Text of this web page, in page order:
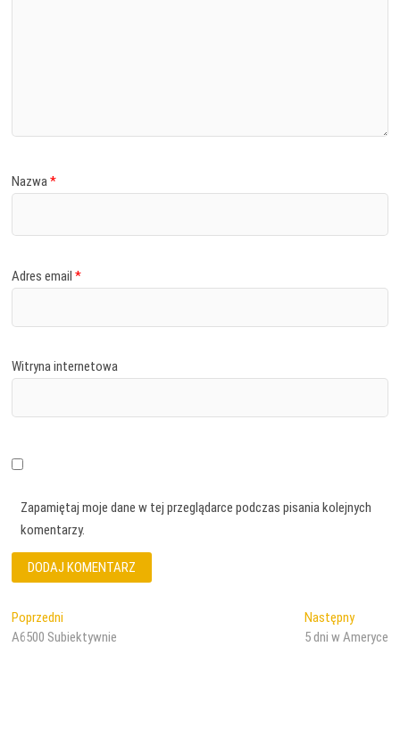
Nazwa*
Adres email*
Witryna internetowa
Zapamiętaj moje dane w tej przeglądarce podczas pisania kolejnych
komentarzy.
Nawigacja
wpisu
Poprzedni
wpis:
A6500 Subiektywnie
Następny
wpis:
5 dni w Ameryce